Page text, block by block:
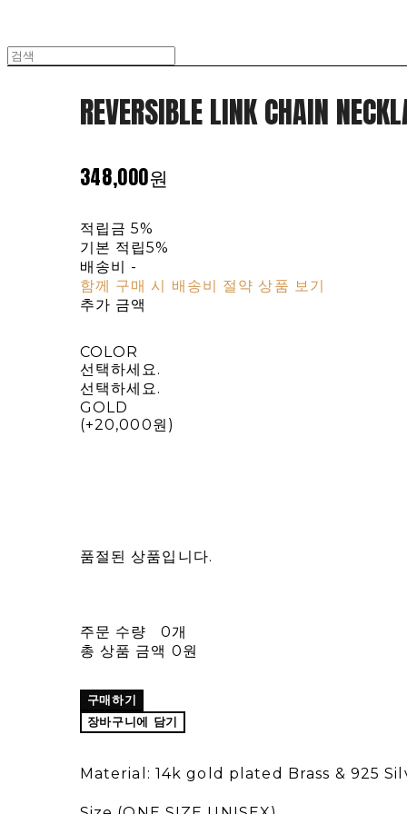
REVERSIBLE LINK CHAIN
348,000원
적립금 5%
기본 적립5%
배송비 -
함께 구매 시 배송비 절약 상품 보기
추가 금액
COLOR
선택하세요.
선택하세요.
GOLD
(+20,000원)
품절된 상품입니다.
주문 수량
0개
총 상품 금액 0원
구매하기
장바구니에 담기
Material: 14k gold plated Brass & 925